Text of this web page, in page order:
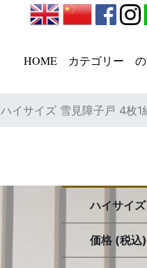
HOME カテゴリー
ハイサイズ 雪見障子戸 4枚
ハイサイ
価格 (税込)